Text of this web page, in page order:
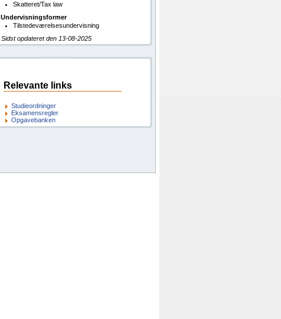
Skatteret/Tax law
Undervisningsformer
Tilstedeværelsesundervisning
Sidst opdateret den 13-08-2025
Relevante links
Studieordninger
Eksamensregler
Opgavebanken